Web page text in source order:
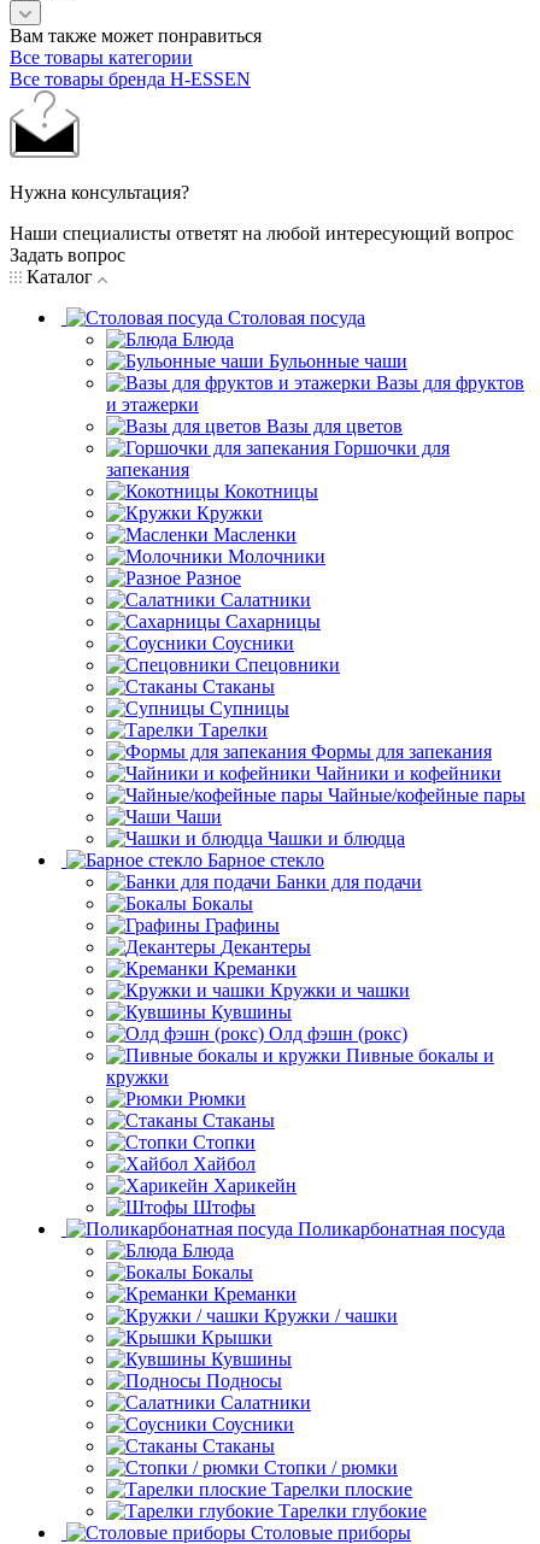
Вам также может понравиться
Все товары категории
Все товары бренда H-ESSEN
Нужна консультация?
Наши специалисты ответят на любой интересующий вопрос
Задать вопрос
Каталог
Столовая посуда
Блюда
Бульонные чаши
Вазы для фруктов
и этажерки
Вазы для цветов
Горшочки для
запекания
Кокотницы
Кружки
Масленки
Молочники
Разное
Салатники
Сахарницы
Соусники
Спецовники
Стаканы
Супницы
Тарелки
Формы для запекания
Чайники и кофейники
Чайные/кофейные пары
Чаши
Чашки и блюдца
Барное стекло
Банки для подачи
Бокалы
Графины
Декантеры
Креманки
Кружки и чашки
Кувшины
Олд фэшн (рокс)
Пивные бокалы и
кружки
Рюмки
Стаканы
Стопки
Хайбол
Харикейн
Штофы
Поликарбонатная посуда
Блюда
Бокалы
Креманки
Кружки / чашки
Крышки
Кувшины
Подносы
Салатники
Соусники
Стаканы
Стопки / рюмки
Тарелки плоские
Тарелки глубокие
Столовые приборы